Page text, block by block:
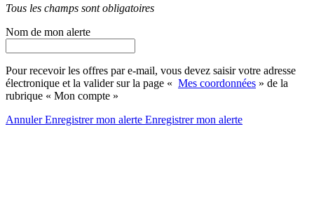
Tous les champs sont obligatoires
Nom de mon alerte
Pour recevoir les offres par e-mail, vous devez saisir votre adresse
électronique et la valider sur la page « Mes coordonnées » de la
rubrique « Mon compte »
AnnulerEnregistrer mon alerte Enregistrermon alerte